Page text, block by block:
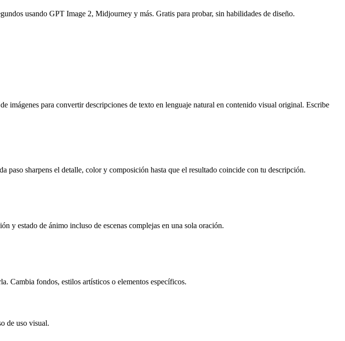
usando GPT Image 2, Midjourney y más. Gratis para probar, sin habilidades de diseño.
imágenes para convertir descripciones de texto en lenguaje natural en contenido visual original. Escribe
sharpens el detalle, color y composición hasta que el resultado coincide con tu descripción.
y estado de ánimo incluso de escenas complejas en una sola oración.
Cambia fondos, estilos artísticos o elementos específicos.
de uso visual.